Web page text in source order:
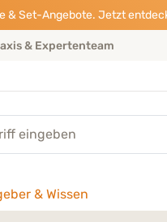
& Set-Angebote. Jetzt
& Expertenteam
& Wissen